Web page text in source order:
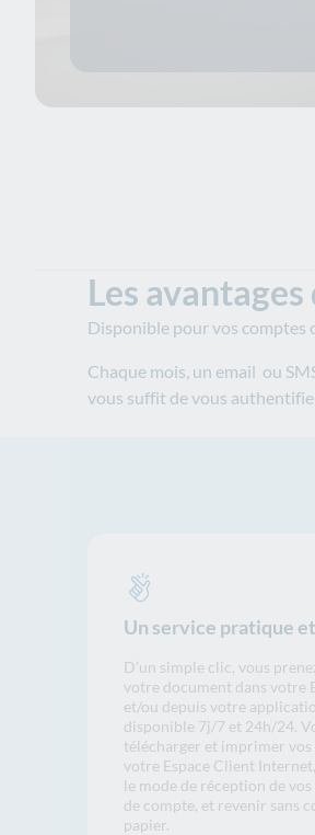
Les
Disponible pour vos comptes
Chaque mois, un email ou
vous suffit de vous
Un service pratique
D’un simple clic, vous
votre document dans votre
et/ou depuis votre
disponible 7j/7 et 24h/24.
télécharger et imprimer
votre Espace Client
le mode de réception de
de compte, et revenir sans
papier.